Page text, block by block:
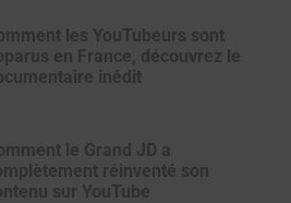
les YouTubeurs sont
en France, découvrez le
inédit
le Grand JD a
réinventé son
sur YouTube